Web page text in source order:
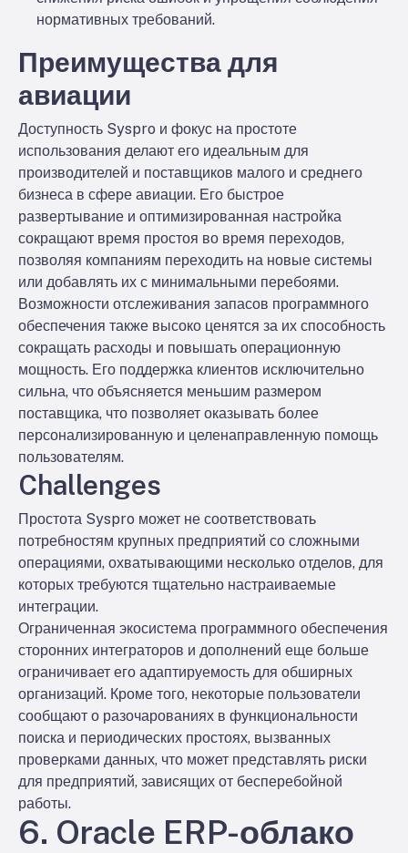
нормативных требований.
Преимущества для
авиации
Доступность Syspro и фокус на простоте
использования делают его идеальным для
производителей и поставщиков малого и среднего
бизнеса в сфере авиации. Его быстрое
развертывание и оптимизированная настройка
сокращают время простоя во время переходов,
позволяя компаниям переходить на новые системы
или добавлять их с минимальными перебоями.
Возможности отслеживания запасов программного
обеспечения также высоко ценятся за их способность
сокращать расходы и повышать операционную
мощность. Его поддержка клиентов исключительно
сильна, что объясняется меньшим размером
поставщика, что позволяет оказывать более
персонализированную и целенаправленную помощь
пользователям.
Challenges
Простота Syspro может не соответствовать
потребностям крупных предприятий со сложными
операциями, охватывающими несколько отделов, для
которых требуются тщательно настраиваемые
интеграции.
Ограниченная экосистема программного обеспечения
сторонних интеграторов и дополнений еще больше
ограничивает его адаптируемость для обширных
организаций. Кроме того, некоторые пользователи
сообщают о разочарованиях в функциональности
поиска и периодических простоях, вызванных
проверками данных, что может представлять риски
для предприятий, зависящих от бесперебойной
работы.
6. Oracle ERP-облако